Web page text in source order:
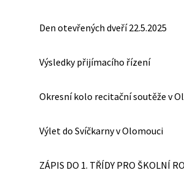
Den otevřených dveří 22.5.2025
Výsledky přijímacího řízení
Okresní kolo recitační soutěže v
Výlet do Svíčkarny v Olomouci
ZÁPIS DO 1. TŘÍDY PRO ŠKOLNÍ